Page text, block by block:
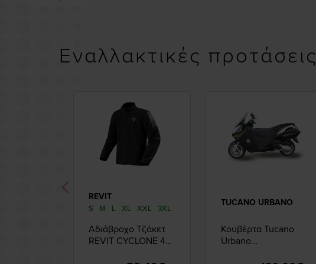
Εναλλακτικές προτάσεις
REVIT
S M L XL XXL 3XL
Αδιάβροχο Τζάκετ
REVIT CYCLOΝΕ 4
TUCANO URBANO
Κουβέρτα Tucano
Urbano